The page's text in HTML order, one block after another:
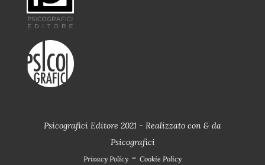
Psicografici Editore 2021 - Realizzato con & da
Psicografici
Privacy Policy - Cookie Policy